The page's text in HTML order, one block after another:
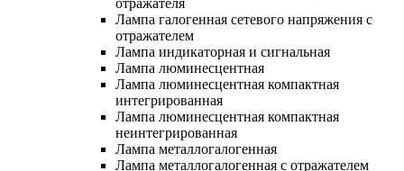
Лампа галогенная сетевого напряжения с
отражателем
Лампа индикаторная и сигнальная
Лампа люминесцентная
Лампа люминесцентная компактная
интегрированная
Лампа люминесцентная компактная
неинтегрированная
Лампа металлогалогенная
Лампа металлогалогенная с отражателем